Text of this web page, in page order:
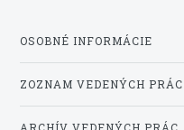
OSOBNÉ INFORMÁCIE
ZOZNAM VEDENÝCH PRÁC